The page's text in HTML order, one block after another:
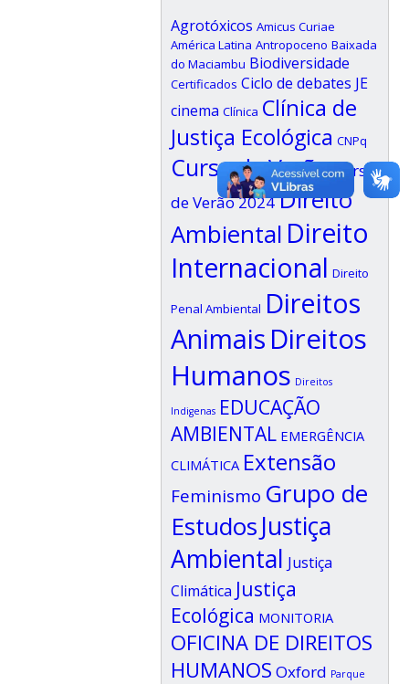
Agrotóxicos Amicus Curiae
América Latina Antropoceno Baixada
do Maciambu Biodiversidade
Certificados Ciclo de debates JE
cinema Clínica Clínica de
Justiça Ecológica CNPq
Curso de VerãoCurso
de Verão 2024Direito
Ambiental Direito
Internacional Direito
Penal Ambiental Direitos
Animais Direitos
Humanos Direitos
Indigenas EDUCAÇÃO
AMBIENTAL EMERGÊNCIA
CLIMÁTICA Extensão
Feminismo Grupo de
EstudosJustiça
Ambiental Justiça
Climática Justiça
Ecológica MONITORIA
OFICINA DE DIREITOS
HUMANOS Oxford Parque